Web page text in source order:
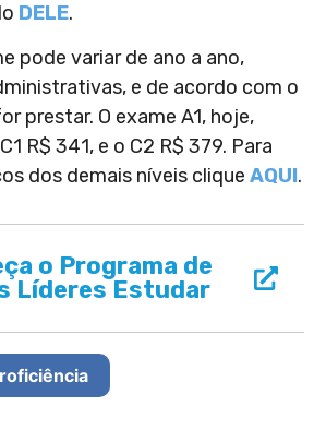
DELE.
pode variar de ano a ano,
e de acordo com o
prestar. O exame A1, hoje,
R$ 341, e o C2 R$ 379. Para
dos demais níveis clique AQUI.
o Programa de
Líderes Estudar